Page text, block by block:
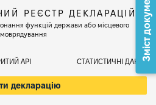
РЕЄСТР ДЕКЛАРАЦІЙ
функцій держави або місцевого
АРІ СТАТИСТИЧНІ ДАНІ
декларацію
Зміст документа